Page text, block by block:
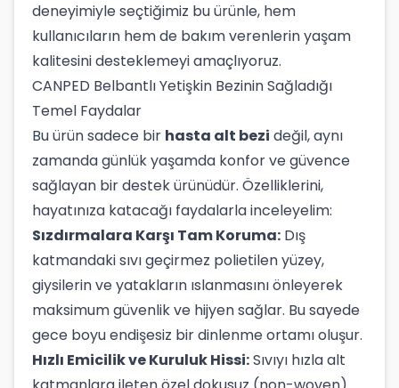
deneyimiyle seçtiğimiz bu ürünle, hem
kullanıcıların hem de bakım verenlerin yaşam
kalitesini desteklemeyi amaçlıyoruz.
CANPED Belbantlı Yetişkin Bezinin Sağladığı
Temel Faydalar
Bu ürün sadece bir hasta alt bezi değil, aynı
zamanda günlük yaşamda konfor ve güvence
sağlayan bir destek ürünüdür. Özelliklerini,
hayatınıza katacağı faydalarla inceleyelim:
Sızdırmalara Karşı Tam Koruma: Dış
katmandaki sıvı geçirmez polietilen yüzey,
giysilerin ve yatakların ıslanmasını önleyerek
maksimum güvenlik ve hijyen sağlar. Bu sayede
gece boyu endişesiz bir dinlenme ortamı oluşur.
Hızlı Emicilik ve Kuruluk Hissi:Sıvıyı hızla alt